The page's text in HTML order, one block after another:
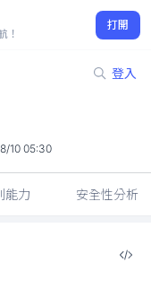
！
打開
登入
10 05:30
能力 安全性分析